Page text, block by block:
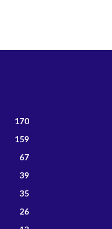
170
159
67
39
35
26